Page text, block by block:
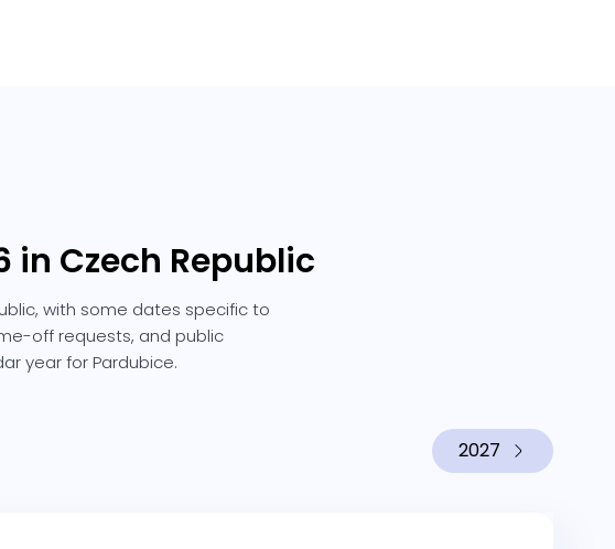
Czech Republic
with some dates specific to
off requests, and public
year for Pardubice.
2027